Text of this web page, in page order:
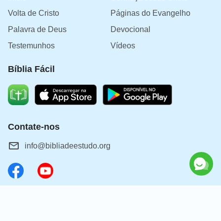
Volta de Cristo
Páginas do Evangelho
Palavra de Deus
Devocional
Testemunhos
Vídeos
Bíblia Fácil
Contate-nos
info@bibliadeestudo.org